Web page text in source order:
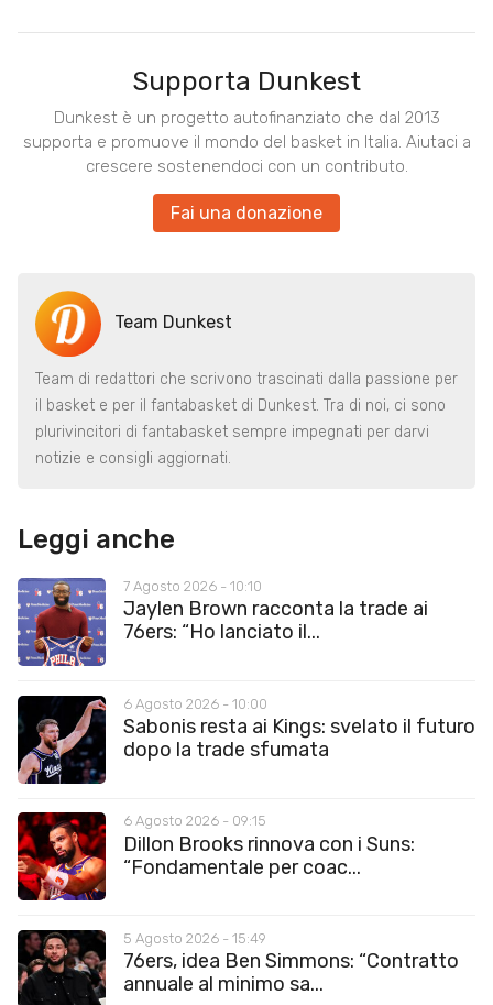
Supporta Dunkest
Dunkest è un progetto autofinanziato che dal 2013
supporta e promuove il mondo del basket in Italia. Aiutaci a
crescere sostenendoci con un contributo.
Fai una donazione
Team Dunkest
Team di redattori che scrivono trascinati dalla passione per
il basket e per il fantabasket di Dunkest. Tra di noi, ci sono
plurivincitori di fantabasket sempre impegnati per darvi
notizie e consigli aggiornati.
Leggi anche
7 Agosto 2026 - 10:10
Jaylen Brown racconta la trade ai
76ers: “Ho lanciato il...
6 Agosto 2026 - 10:00
Sabonis resta ai Kings: svelato il futuro
dopo la trade sfumata
6 Agosto 2026 - 09:15
Dillon Brooks rinnova con i Suns:
“Fondamentale per coac...
5 Agosto 2026 - 15:49
76ers, idea Ben Simmons: “Contratto
annuale al minimo sa...